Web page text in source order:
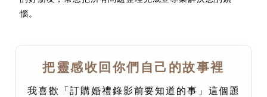
惱。
把靈感收回你們自己的故事裡
我喜歡「訂購婚禮錄影前要知道的事」這個題